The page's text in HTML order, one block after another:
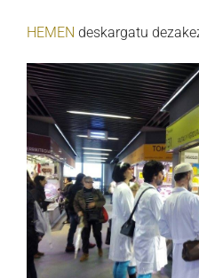
HEMEN deskargatu